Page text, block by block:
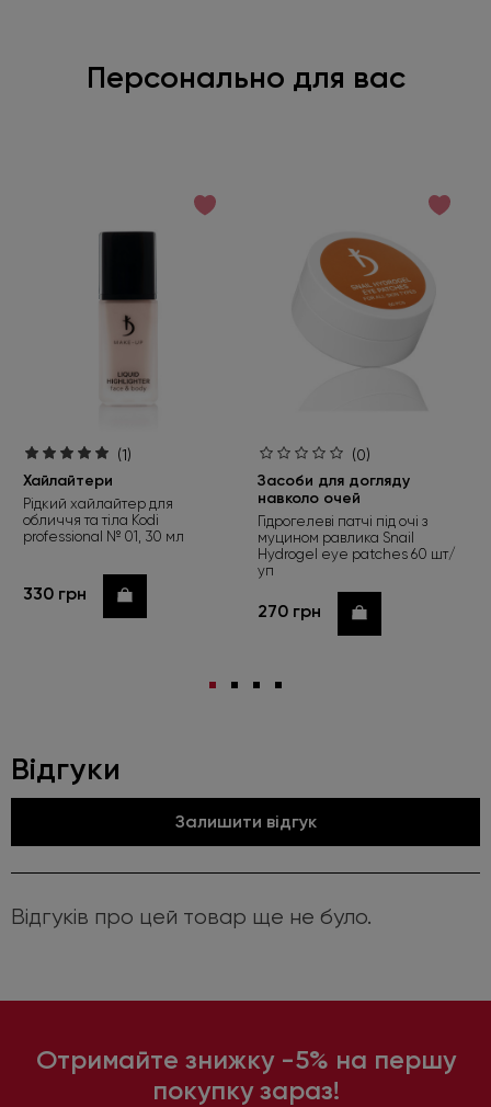
Персонально для вас
(1)
Хайлайтери
Рідкий хайлайтер для
обличчя та тіла Kodi
professional № 01, 30 мл
330 грн Купити
(0)
Засоби для догляду
навколо очей
Гідрогелеві патчі під очі з
муцином равлика Snail
Hydrogel eye patches 60 шт/
уп
270 грн Купити
Відгуки
Залишити відгук
Відгуків про цей товар ще не було.
Отримайте знижку -5% на першу
покупку зараз!